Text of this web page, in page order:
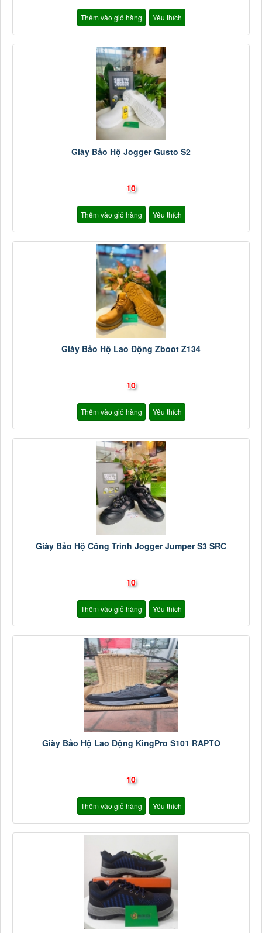
Thêm vào giỏ hàng Yêu thích
Giày Bảo Hộ Jogger Gusto S2
10
Thêm vào giỏ hàng Yêu thích
Giày Bảo Hộ Lao Động Zboot Z134
10
Thêm vào giỏ hàng Yêu thích
Giày Bảo Hộ Công Trình Jogger Jumper S3 SRC
10
Thêm vào giỏ hàng Yêu thích
Giày Bảo Hộ Lao Động KingPro S101 RAPTO
10
Thêm vào giỏ hàng Yêu thích